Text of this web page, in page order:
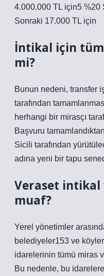
4.000.000 TL için5 %20
Sonraki 17.000 TL için
İntikal için
mi?
Bunun nedeni, transfer
tarafından
herhangi bir mirasçı
Başvuru
Sicili tarafından
adına yeni bir tapu
Veraset
muaf?
Yerel yönetimler
belediyeler153 ve
idarelerinin tümü miras
Bu nedenle, bu